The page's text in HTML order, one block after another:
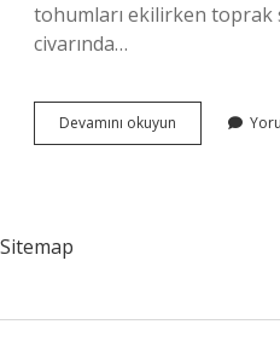
tohumları ekilirken toprak
civarında…
Devamını okuyun
Nasıl
Sitemap